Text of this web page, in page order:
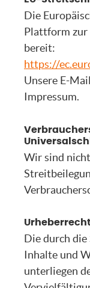
Die
Plattform zur
bereit:
https://
Unsere E-
Impressum.
Wir sind
Urheberrecht
Die durch
Inhalte und
unterliegen